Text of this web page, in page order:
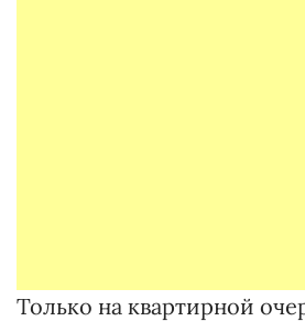
Только на квартирной